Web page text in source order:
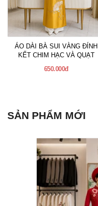
ÁO DÀI BÀ SUI VÀNG ĐÍNH
KẾT CHIM HẠC VÀ QUẠT
650.000đ
SẢN PHẨM MỚI